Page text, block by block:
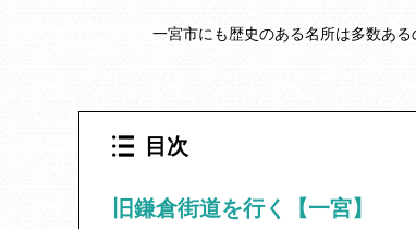
一宮市にも歴史のある名所は多数あ
目次
旧鎌倉街道を行く【一宮】